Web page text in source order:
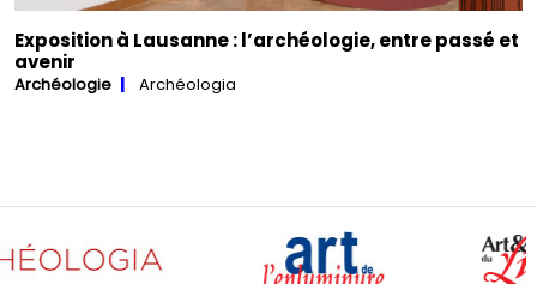
Exposition à Lausanne : l’archéologie, entre passé et
avenir
Archéologie Archéologia